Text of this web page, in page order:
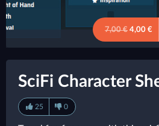
7,00 € 4,00 €
SciFi Character
25 0